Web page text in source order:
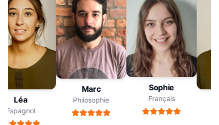
Léa
Espagnol
Marc
Philosophie
Sophie
Français